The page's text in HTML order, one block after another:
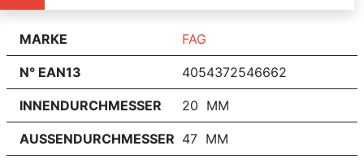
MARKE FAG
N° EAN13 4054372546662
INNENDURCHMESSER 20 MM
AUSSENDURCHMESSER 47 MM